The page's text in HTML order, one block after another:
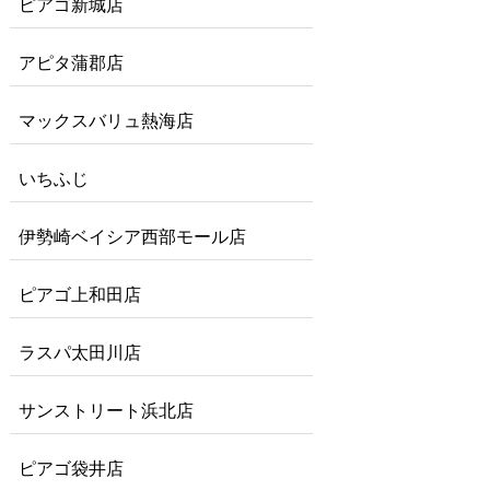
ピアゴ新城店
アピタ蒲郡店
マックスバリュ熱海店
いちふじ
伊勢崎ベイシア西部モール店
ピアゴ上和田店
ラスパ太田川店
サンストリート浜北店
ピアゴ袋井店